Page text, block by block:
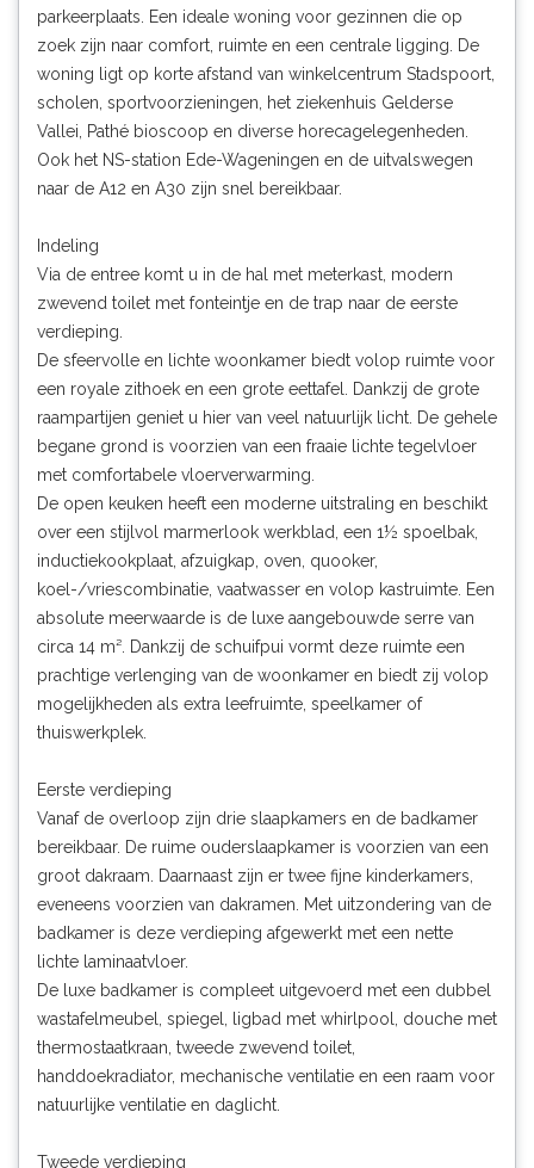
parkeerplaats. Een ideale woning voor gezinnen die op
zoek zijn naar comfort, ruimte en een centrale ligging. De
woning ligt op korte afstand van winkelcentrum Stadspoort,
scholen, sportvoorzieningen, het ziekenhuis Gelderse
Vallei, Pathé bioscoop en diverse horecagelegenheden.
Ook het NS-station Ede-Wageningen en de uitvalswegen
naar de A12 en A30 zijn snel bereikbaar.
Indeling
Via de entree komt u in de hal met meterkast, modern
zwevend toilet met fonteintje en de trap naar de eerste
verdieping.
De sfeervolle en lichte woonkamer biedt volop ruimte voor
een royale zithoek en een grote eettafel. Dankzij de grote
raampartijen geniet u hier van veel natuurlijk licht. De gehele
begane grond is voorzien van een fraaie lichte tegelvloer
met comfortabele vloerverwarming.
De open keuken heeft een moderne uitstraling en beschikt
over een stijlvol marmerlook werkblad, een 1½ spoelbak,
inductiekookplaat, afzuigkap, oven, quooker,
koel-/vriescombinatie, vaatwasser en volop kastruimte. Een
absolute meerwaarde is de luxe aangebouwde serre van
circa 14 m². Dankzij de schuifpui vormt deze ruimte een
prachtige verlenging van de woonkamer en biedt zij volop
mogelijkheden als extra leefruimte, speelkamer of
thuiswerkplek.
Eerste verdieping
Vanaf de overloop zijn drie slaapkamers en de badkamer
bereikbaar. De ruime ouderslaapkamer is voorzien van een
groot dakraam. Daarnaast zijn er twee fijne kinderkamers,
eveneens voorzien van dakramen. Met uitzondering van de
badkamer is deze verdieping afgewerkt met een nette
lichte laminaatvloer.
De luxe badkamer is compleet uitgevoerd met een dubbel
wastafelmeubel, spiegel, ligbad met whirlpool, douche met
thermostaatkraan, tweede zwevend toilet,
handdoekradiator, mechanische ventilatie en een raam voor
natuurlijke ventilatie en daglicht.
Tweede verdieping